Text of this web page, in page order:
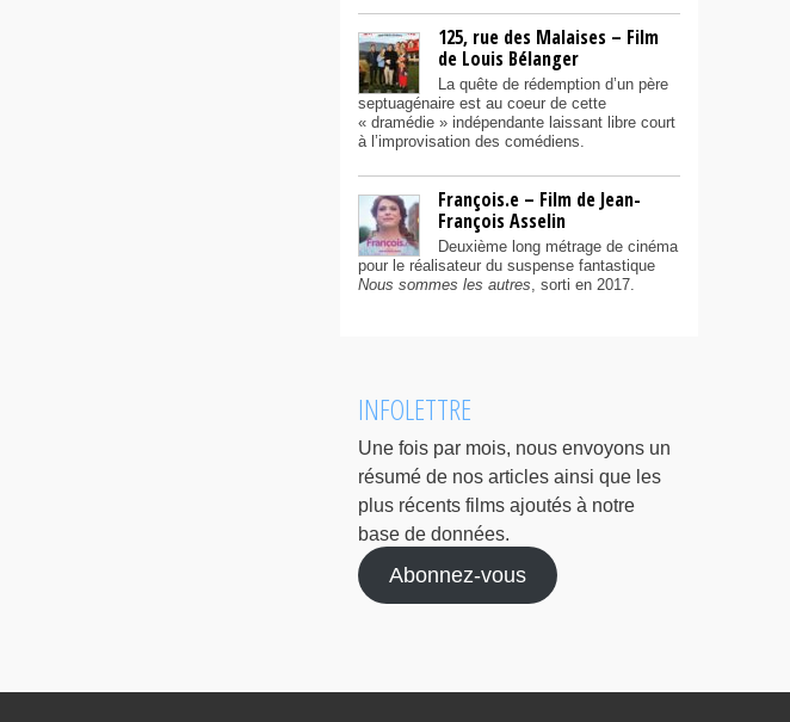
125, rue des Malaises – Film
de Louis Bélanger
La quête de rédemption d’un père
septuagénaire est au coeur de cette
« dramédie » indépendante laissant libre court
à l’improvisation des comédiens.
François.e – Film de Jean-
François Asselin
Deuxième long métrage de cinéma
pour le réalisateur du suspense fantastique
Nous sommes les autres, sorti en 2017.
INFOLETTRE
Une fois par mois, nous envoyons un
résumé de nos articles ainsi que les
plus récents films ajoutés à notre
base de données.
Abonnez-vous